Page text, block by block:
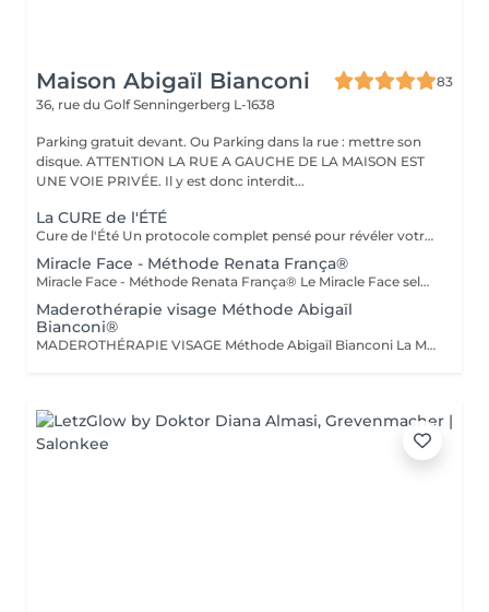
Maison Abigaïl Bianconi
83
36, rue du GolfSenningerberg L-1638
Parking gratuit devant. Ou Parking dans la rue : mettre son
disque. ATTENTION LA RUE A GAUCHE DE LA MAISON EST
UNE VOIE PRIVÉE. Il y est donc interdit...
La CURE de l'ÉTÉ
Cure de l'Été Un protocole complet pensé pour révéler votre silhouette avant l'été : détoxifier, affiner, sculpter. Drainage lymphatique, Vacuslim et Maderothérapie réunis en une seule séance, adaptée à vos besoins. 10 séances d'1h30 résultats progressifs et visibles dès les premières séances. Pour des résultats optimum, nous vous conseillons 1 à 2 séances par semaine. Cure de l'Été+ Le même protocole complet, étendu aux bras pour une silhouette affinée de la tête aux pieds. Drainage, Vacuslim et Maderothérapie, adaptés à vos besoins. 10 séances d'1h45 résultats progressifs et visibles dès les premières séances. Pour des résultats optimum, nous vous conseillons 1 à 2 séances par semaine.
Miracle Face - Méthode Renata França®
Miracle Face - Méthode Renata França® Le Miracle Face selon la Méthode Renata França® est une prise en charge experte du visage, alliant drainage lymphatique précis et manuvres de remodelage adaptées à la finesse des tissus faciaux. Ce soin agit en profondeur pour décongestionner les zones inflammées, améliorer la circulation lymphatique et redessiner les contours du visage, tout en respectant l'équilibre naturel de la peau. Grâce à une gestuelle spécifique, rythmée et maîtrisée, le Miracle Face permet de : - réduire les gonflements et les poches - affiner l'ovale du visage - lisser les traits - améliorer l'éclat et la qualité de la peau. Il s'agit d'un travail facial structuré, comparable au remodelage corporel, mais spécifiquement conçu pour le visage, le cou et le décolleté. Pour des résultats optimaux, le Miracle Face peut être associé à un drainage lymphatique du corps selon la Méthode Renata França®, permettant une décongestion globale et une meilleure réponse du visage. Ce soin s'adresse aux personnes recherchant une approche non invasive, experte et cohérente, visant à améliorer l'harmonie du visage tout en respectant la physiologie cutanée.
Maderothérapie visage Méthode Abigaïl
Bianconi®
MADEROTHÉRAPIE VISAGE Méthode Abigaïl Bianconi La Maderothérapie visage, telle qu'elle est pratiquée chez Maison Abigaïl Bianconi, repose sur une approche experte, précise et respectueuse des structures du visage. Pionnière de la Maderothérapie au Luxembourg depuis 2018, Abigaïl a développé une méthode exclusive, transmise à travers son académie, fondée sur le respect du corps humain et 100 % sans douleur. Chaque séance est réalisée à l'aide d'outils en bois spécifiquement conçus pour le visage, permettant un travail ciblé des tissus, alliant stimulation, drainage et effet liftant progressif. La méthode agit sur : - la qualité et la tonicité de la peau - la circulation et le drainage - les tensions du visage et du cou - la redéfinition des contours - l'harmonie globale du visage Le soin est entièrement personnalisé, adapté à la morphologie du visage, à l'état de la peau et aux besoins spécifiques de chaque personne. Chez Maison Abigaïl Bianconi, la Maderothérapie visage n'est pas un soin esthétique standardisé. C'est une expertise, pensée pour obtenir des résultats visibles, progressifs et respectueux de la peau.